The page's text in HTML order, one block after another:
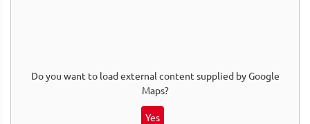
Do you want to load external content supplied byGoogle
Maps?
Yes